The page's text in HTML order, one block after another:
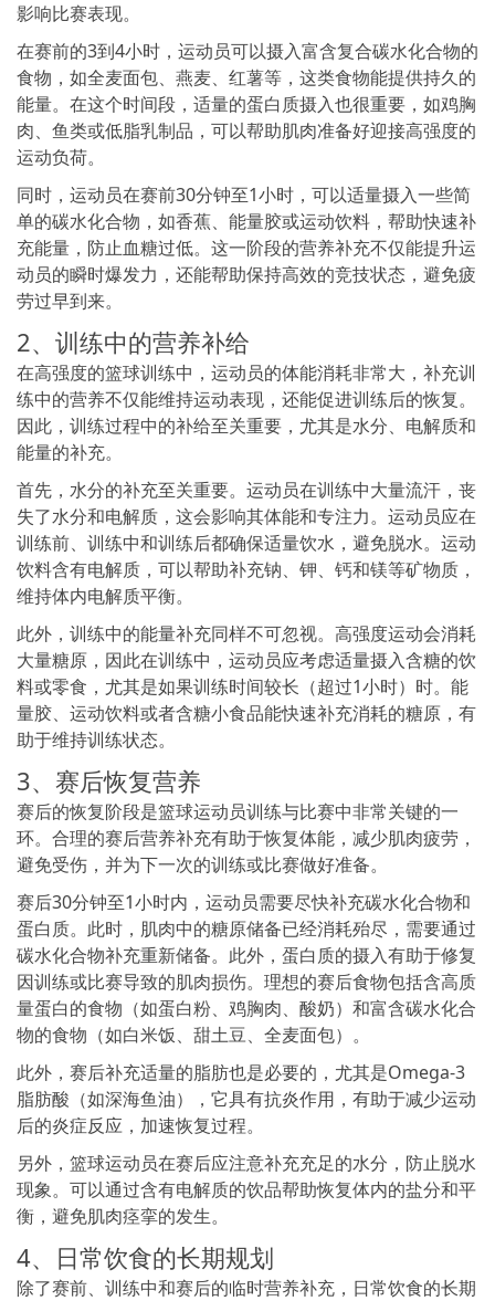
影响比赛表现。
在赛前的3到4小时，运动员可以摄入富含复合碳水化合物的
食物，如全麦面包、燕麦、红薯等，这类食物能提供持久的
能量。在这个时间段，适量的蛋白质摄入也很重要，如鸡胸
肉、鱼类或低脂乳制品，可以帮助肌肉准备好迎接高强度的
运动负荷。
同时，运动员在赛前30分钟至1小时，可以适量摄入一些简
单的碳水化合物，如香蕉、能量胶或运动饮料，帮助快速补
充能量，防止血糖过低。这一阶段的营养补充不仅能提升运
动员的瞬时爆发力，还能帮助保持高效的竞技状态，避免疲
劳过早到来。
2、训练中的营养补给
在高强度的篮球训练中，运动员的体能消耗非常大，补充训
练中的营养不仅能维持运动表现，还能促进训练后的恢复。
因此，训练过程中的补给至关重要，尤其是水分、电解质和
能量的补充。
首先，水分的补充至关重要。运动员在训练中大量流汗，丧
失了水分和电解质，这会影响其体能和专注力。运动员应在
训练前、训练中和训练后都确保适量饮水，避免脱水。运动
饮料含有电解质，可以帮助补充钠、钾、钙和镁等矿物质，
维持体内电解质平衡。
此外，训练中的能量补充同样不可忽视。高强度运动会消耗
大量糖原，因此在训练中，运动员应考虑适量摄入含糖的饮
料或零食，尤其是如果训练时间较长（超过1小时）时。能
量胶、运动饮料或者含糖小食品能快速补充消耗的糖原，有
助于维持训练状态。
3、赛后恢复营养
赛后的恢复阶段是篮球运动员训练与比赛中非常关键的一
环。合理的赛后营养补充有助于恢复体能，减少肌肉疲劳，
避免受伤，并为下一次的训练或比赛做好准备。
赛后30分钟至1小时内，运动员需要尽快补充碳水化合物和
蛋白质。此时，肌肉中的糖原储备已经消耗殆尽，需要通过
碳水化合物补充重新储备。此外，蛋白质的摄入有助于修复
因训练或比赛导致的肌肉损伤。理想的赛后食物包括含高质
量蛋白的食物（如蛋白粉、鸡胸肉、酸奶）和富含碳水化合
物的食物（如白米饭、甜土豆、全麦面包）。
此外，赛后补充适量的脂肪也是必要的，尤其是Omega-3
脂肪酸（如深海鱼油），它具有抗炎作用，有助于减少运动
后的炎症反应，加速恢复过程。
另外，篮球运动员在赛后应注意补充充足的水分，防止脱水
现象。可以通过含有电解质的饮品帮助恢复体内的盐分和平
衡，避免肌肉痉挛的发生。
4、日常饮食的长期规划
除了赛前、训练中和赛后的临时营养补充，日常饮食的长期